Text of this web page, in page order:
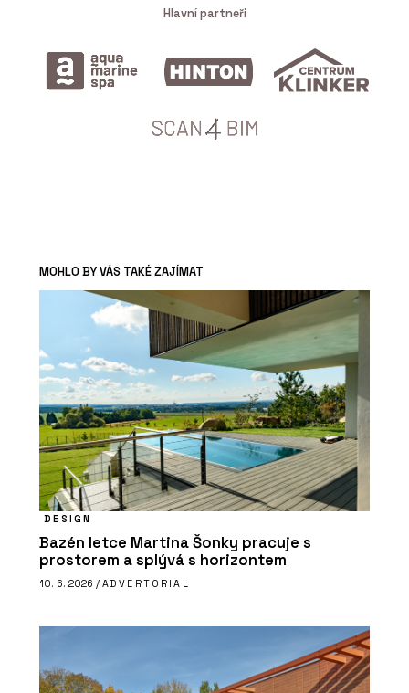
Hlavní partneři
MOHLO BY VÁS TAKÉ ZAJÍMAT
DESIGN
Bazén letce Martina Šonky pracuje s
prostorem a splývá s horizontem
10. 6. 2026 / ADVERTORIAL